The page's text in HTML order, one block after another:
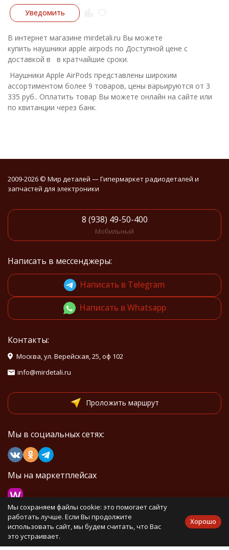
Уведомить
В интернет магазине mirdetali.ru Вы можете
купить наушники apple airpods по Доступной цене с
доставкой в в кратчайшие сроки.
Наушники Apple AirPods представлены широким
ассортиментом более 9 товаров, цены варьируются от 3
335 руб.. Оплатить товар Вы можете онлайн на сайте или
по квитанции через банк.
2009-2026 © Мир деталей — Гипермаркет радиодеталей и
запчастей для электроники
8 (938) 49-50-400
Мобильный
Написать в мессенджеры:
Написать в Telegram
Написать в Whatsapp
Контакты:
Москва, ул. Верейская, 25, оф 102
info@mirdetali.ru
Проложить маршрут
Мы в социальных сетях:
Мы на маркетплейсах
Каталог товаров
Мы сохраняем файлы cookie: это помогает сайту
работать лучше. Если Вы продолжите
использовать сайт, мы будем считать, что Вас
это устраивает.
Хорошо